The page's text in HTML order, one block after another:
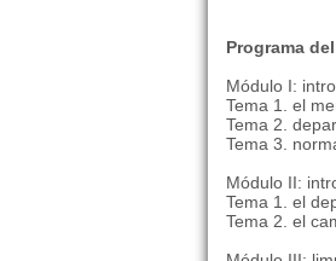
Programa
Módulo I:
Tema 1. el
Tema 2.
Tema 3.
Módulo II:
Tema 1. el
Tema 2. el